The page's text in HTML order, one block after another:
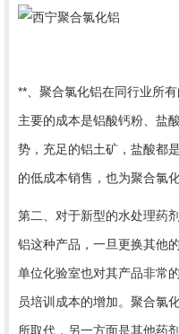
**、聚合氯化铝在同行业所
主要的成本是铝酸钙粉、盐
势，充足的铝土矿，盐酸都
的低成本销售，也为聚合氯
第二、对于新型的水处理药
铝这种产品，一旦更换其他
单位化验室也对其产品非常
员培训成本的增加。聚合氯
所取代，另一方面是其他药